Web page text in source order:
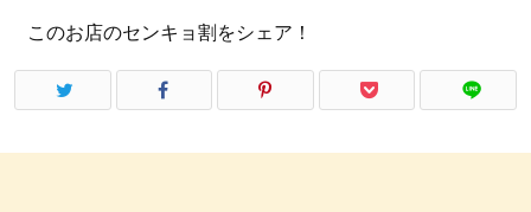
このお店のセンキョ割をシェア！